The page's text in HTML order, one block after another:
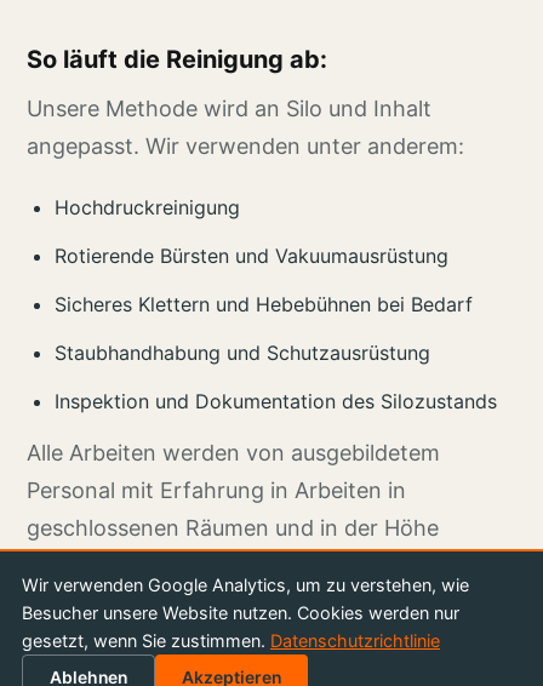
So läuft die Reinigung ab:
Unsere Methode wird an Silo und Inhalt
angepasst. Wir verwenden unter anderem:
Hochdruckreinigung
Rotierende Bürsten und Vakuumausrüstung
Sicheres Klettern und Hebebühnen bei Bedarf
Staubhandhabung und Schutzausrüstung
Inspektion und Dokumentation des Silozustands
Alle Arbeiten werden von ausgebildetem
Personal mit Erfahrung in Arbeiten in
geschlossenen Räumen und in der Höhe
Vermeiden Sie Probleme durch
regelmäßige Reinigung
Wir verwenden Google Analytics, um zu verstehen, wie
Besucher unsere Website nutzen. Cookies werden nur
gesetzt, wenn Sie zustimmen. Datenschutzrichtlinie
Ablehnen Akzeptieren